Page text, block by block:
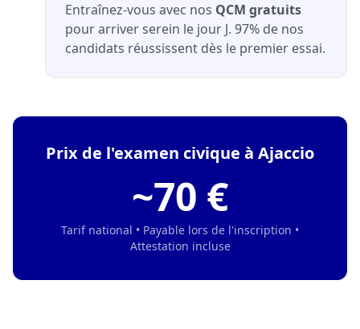
Entraînez-vous avec nos QCM gratuits
pour arriver serein le jour J. 97% de nos
candidats réussissent dès le premier essai.
Prix de l'examen civique à Ajaccio
~70 €
Tarif national • Payable lors de l'inscription •
Attestation incluse